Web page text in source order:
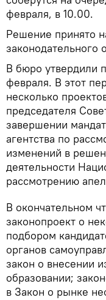
февраля, в 10.00.
Решение принято
законодательного
В бюро утвердили
февраля. В этот
несколько
председателя
завершении
агентства по
изменений в
деятельности
рассмотрению
В окончательном
законопроект о
подбором
органов
закон о внесении
образовании;
в Закон о рынке